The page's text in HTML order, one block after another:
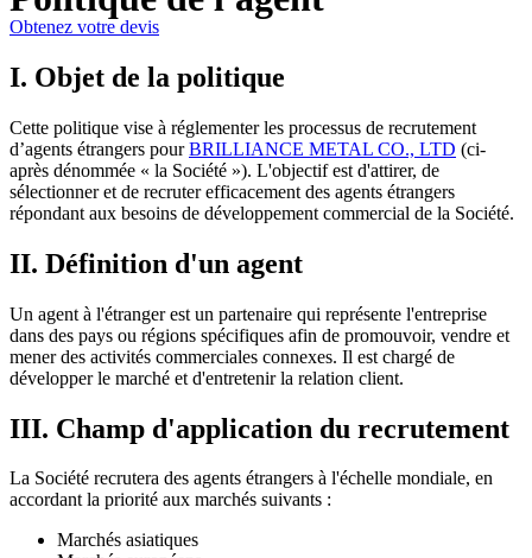
Obtenez votre devis
I. Objet de la politique
Cette politique vise à réglementer les processus de recrutement
d’agents étrangers pourBRILLIANCE METAL CO., LTD (ci-
après dénommée « la Société »). L'objectif est d'attirer, de
sélectionner et de recruter efficacement des agents étrangers
répondant aux besoins de développement commercial de la Société.
II. Définition d'un agent
Un agent à l'étranger est un partenaire qui représente l'entreprise
dans des pays ou régions spécifiques afin de promouvoir, vendre et
mener des activités commerciales connexes. Il est chargé de
développer le marché et d'entretenir la relation client.
III. Champ d'application du recrutement
La Société recrutera des agents étrangers à l'échelle mondiale, en
accordant la priorité aux marchés suivants :
Marchés asiatiques